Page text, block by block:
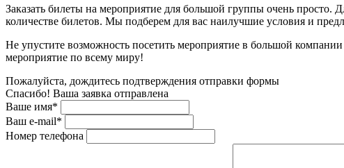
Заказать билеты на мероприятие для большой группы очень
количестве билетов. Мы подберем для вас наилучшие условия и
Не упустите возможность посетить мероприятие в большой
мероприятие по всему миру!
Пожалуйста, дождитесь подтверждения отправки формы
Спасибо! Ваша заявка отправлена
Ваше имя*
Ваш e-mail*
Номер телефона